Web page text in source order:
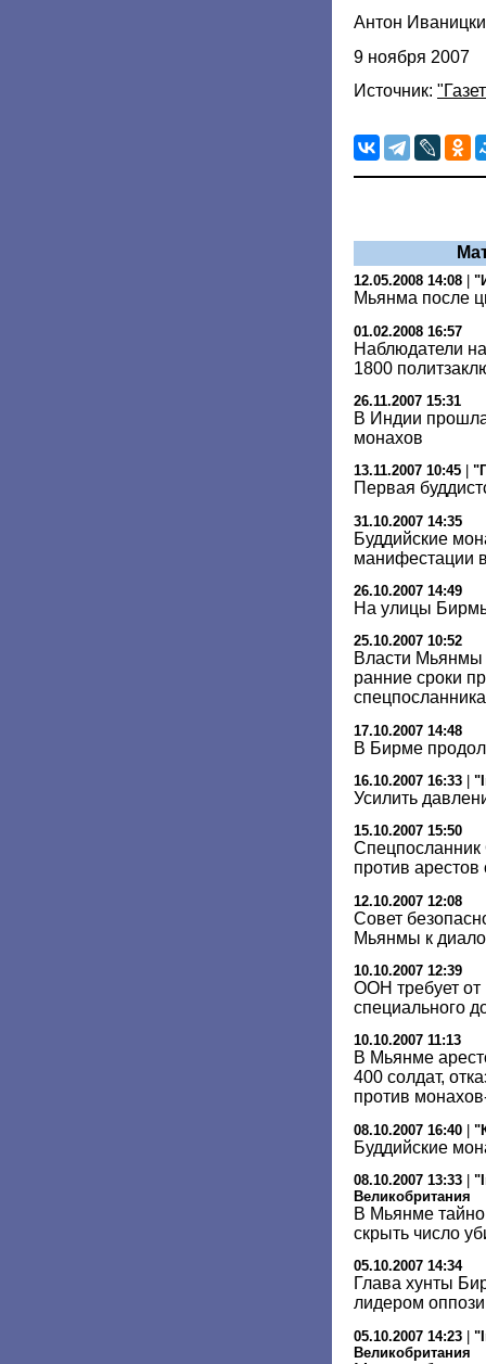
Антон
9 ноября 2007
Источник:
12.05.2008 14:08
Мьянма после
01.02.2008 16:57
Наблюдатели
1800
26.11.2007 15:31
В Индии
монахов
13.11.2007 10:45
Первая
31.10.2007 14:35
Буддийские
манифестации
26.10.2007 14:49
На улицы
25.10.2007 10:52
Власти Мьянмы
ранние сроки
17.10.2007 14:48
В Бирме
16.10.2007 16:33
Усилить
15.10.2007 15:50
против
12.10.2007 12:08
Совет
Мьянмы к
10.10.2007 12:39
ООН требует
специального
10.10.2007 11:13
В Мьянме
400 солдат,
против
08.10.2007 16:40 |
Буддийские
08.10.2007 13:33
Великобритания
В Мьянме
скрыть число
05.10.2007 14:34
Глава хунты
лидером
05.10.2007 14:23 |
Великобритания